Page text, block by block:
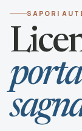
SAPORI